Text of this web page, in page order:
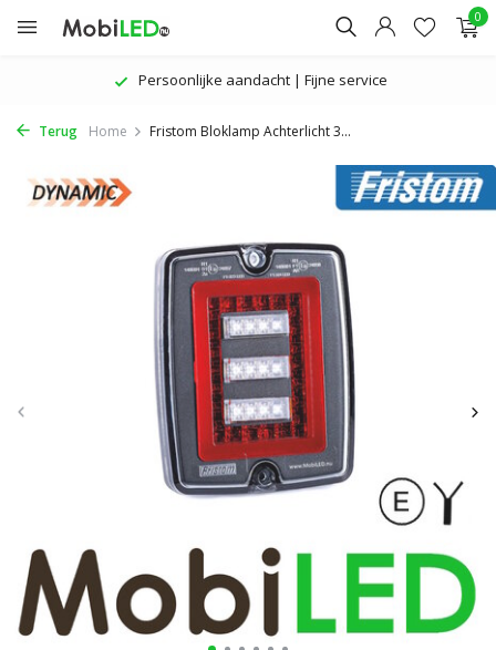
0
Persoonlijke aandacht | Fijne service
Terug Home Fristom Bloklamp Achterlicht 3...